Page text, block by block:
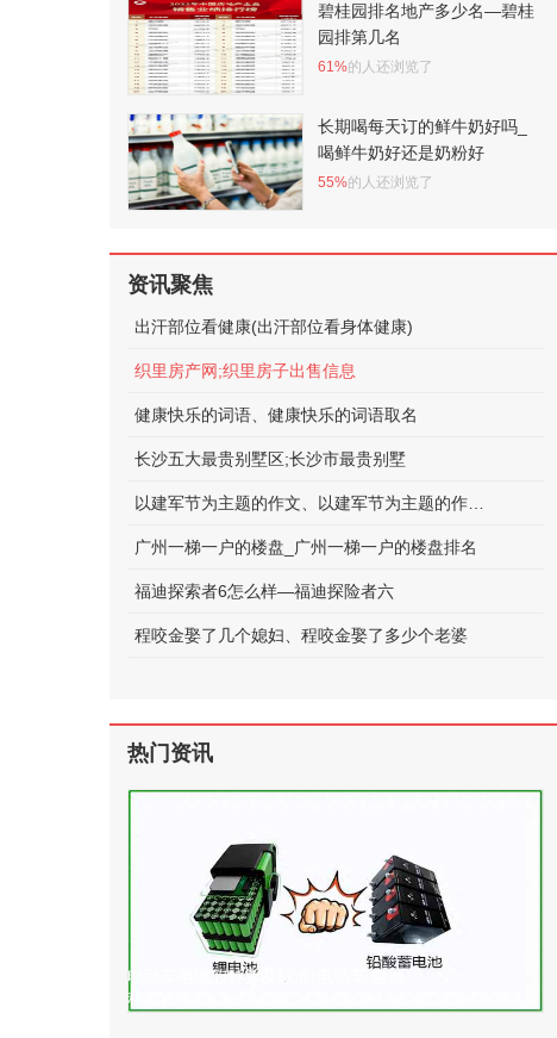
碧桂园排名地产多少名—碧桂
园排第几名
61%的人还浏览了
长期喝每天订的鲜牛奶好吗_
喝鲜牛奶好还是奶粉好
55%的人还浏览了
资讯聚焦
出汗部位看健康(出汗部位看身体健康)
织里房产网;织里房子出售信息
健康快乐的词语、健康快乐的词语取名
长沙五大最贵别墅区;长沙市最贵别墅
广州一梯一户的楼盘_广州一梯一户的楼盘排名
福迪探索者6怎么样—福迪探险者六
程咬金娶了几个媳妇、程咬金娶了多少个老婆
热门资讯
电动车电池的种类及标准(电动车 电池
种类)